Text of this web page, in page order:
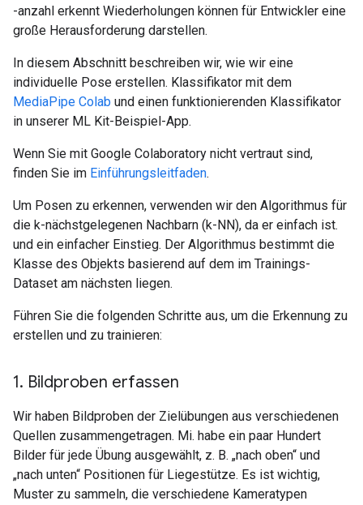
-anzahl erkennt Wiederholungen können für Entwickler eine
große Herausforderung darstellen.
In diesem Abschnitt beschreiben wir, wie wir eine
individuelle Pose erstellen. Klassifikator mit dem
MediaPipe Colab und einen funktionierenden Klassifikator
in unserer ML Kit-Beispiel-App.
Wenn Sie mit Google Colaboratory nicht vertraut sind,
finden Sie im Einführungsleitfaden.
Um Posen zu erkennen, verwenden wir den Algorithmus für
die k-nächstgelegenen Nachbarn (k-NN), da er einfach ist.
und ein einfacher Einstieg. Der Algorithmus bestimmt die
Klasse des Objekts basierend auf dem im Trainings-
Dataset am nächsten liegen.
Führen Sie die folgenden Schritte aus, um die Erkennung zu
erstellen und zu trainieren:
1. Bildproben erfassen
Wir haben Bildproben der Zielübungen aus verschiedenen
Quellen zusammengetragen. Mi. habe ein paar Hundert
Bilder für jede Übung ausgewählt, z. B. „nach oben“ und
„nach unten“ Positionen für Liegestütze. Es ist wichtig,
Muster zu sammeln, die verschiedene Kameratypen